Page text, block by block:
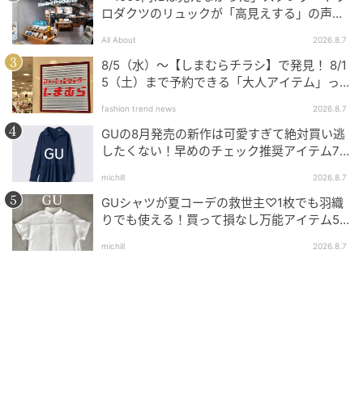
ロダクツのリュックが「高見えする」の声。
All About 2026.8.7
8/5（水）〜【しまむらチラシ】で発見！ 8/1
5（土）まで予約できる「大人アイテム」っ
fashion trend news 2026.8.7
GUの8月発売の新作は可愛すぎて絶対買い逃
したくない！早めのチェック推奨アイテム7
michill 2026.8.7
GUシャツが夏コーデの救世主♡1枚でも羽織
りでも使える！買って損なし万能アイテム5
michill 2026.8.7